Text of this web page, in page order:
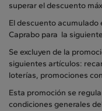
superar el descuento
El descuento
Caprabo para la
Se excluyen de la
siguientes artículos:
loterías, promociones
Esta promoción se
condiciones generales